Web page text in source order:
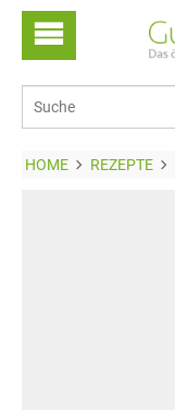
HOME REZEPTE